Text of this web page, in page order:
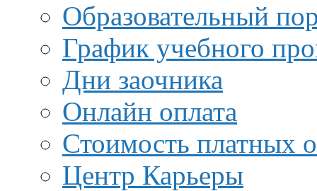
Образовательный
График учебного
Дни заочника
Онлайн оплата
Стоимость платных
Центр Карьеры